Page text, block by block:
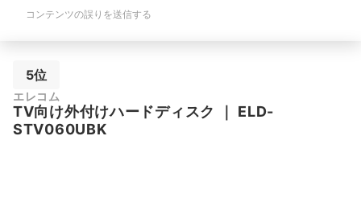
コンテンツの誤りを送信する
5位
エレコム
TV向け外付けハードディスク
ELD-
STV060UBK